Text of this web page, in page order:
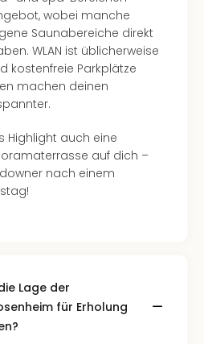
wobei manche
Saunabereiche direkt
WLAN ist üblicherweise
kostenfreie Parkplätze
machen deinen
Highlight auch eine
auf dich –
nach einem
Lage der
für Erholung